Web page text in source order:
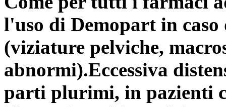
l'uso di Demopart in
(viziature pelviche,
abnormi).Eccessiva
parti plurimi, in pazienti